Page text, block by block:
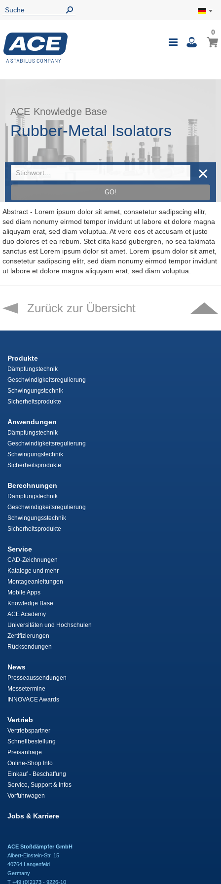
00
ACE Knowledge Base
Rubber-Metal Isolators
GO!
✕
Abstract - Lorem ipsum dolor sit amet, consetetur sadipscing elitr,
sed diam nonumy eirmod tempor invidunt ut labore et dolore magna
aliquyam erat, sed diam voluptua. At vero eos et accusam et justo
duo dolores et ea rebum. Stet clita kasd gubergren, no sea takimata
sanctus est Lorem ipsum dolor sit amet. Lorem ipsum dolor sit amet,
consetetur sadipscing elitr, sed diam nonumy eirmod tempor invidunt
ut labore et dolore magna aliquyam erat, sed diam voluptua.
Zurück zur Übersicht
Produkte
Dämpfungstechnik
Geschwindigkeitsregulierung
Schwingungstechnik
Sicherheitsprodukte
Anwendungen
Dämpfungstechnik
Geschwindigkeitsregulierung
Schwingungstechnik
Sicherheitsprodukte
Berechnungen
Dämpfungstechnik
Geschwindigkeitsregulierung
Schwingungsstechnik
Sicherheitsprodukte
Service
CAD-Zeichnungen
Kataloge und mehr
Montageanleitungen
Mobile Apps
Knowledge Base
ACE Academy
Universitäten und Hochschulen
Zertifizierungen
Rücksendungen
News
Presseaussendungen
Messetermine
INNOVACE Awards
Vertrieb
Vertriebspartner
Schnellbestellung
Preisanfrage
Online-Shop Info
Einkauf - Beschaffung
Service, Support & Infos
Vorführwagen
Jobs & Karriere
ACE Stoßdämpfer GmbH
Albert-Einstein-Str. 15
40764 Langenfeld
Germany
T +49 (0)2173 - 9226-10